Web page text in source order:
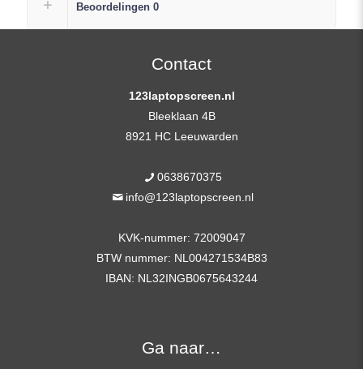
Beoordelingen 0
Contact
123laptopscreen.nl
Bleeklaan 4B
8921 HC Leeuwarden
0638670375
info@123laptopscreen.nl
KVK-nummer: 72009047
BTW nummer: NL004271534B83
IBAN: NL32INGB0675643244
Ga naar…